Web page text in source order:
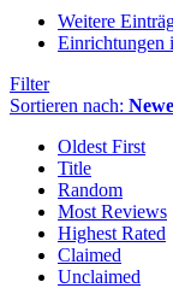
Weitere
Einrichtungen
Filter
Sortieren nach:
Oldest First
Title
Random
Most Reviews
Highest Rated
Claimed
Unclaimed